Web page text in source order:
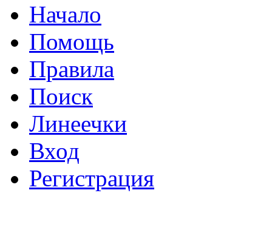
Начало
Помощь
Правила
Поиск
Линеечки
Вход
Регистрация